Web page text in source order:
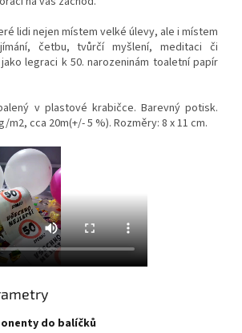
lidi nejen místem velké úlevy, ale i místem
četbu, tvůrčí myšlení, meditaci či
legraci k 50. narozeninám toaletní papír
v plastové krabičce. Barevný potisk.
m2, cca 20m(+/- 5 %). Rozměry: 8 x 11 cm.
do balíčků